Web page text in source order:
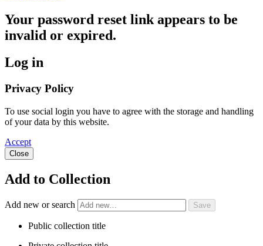
Your password reset link appears to be
invalid or expired.
Log in
Privacy Policy
To use social login you have to agree with the storage and handling
of your data by this website.
Accept
Close
Add to Collection
Add new or search
Public collection title